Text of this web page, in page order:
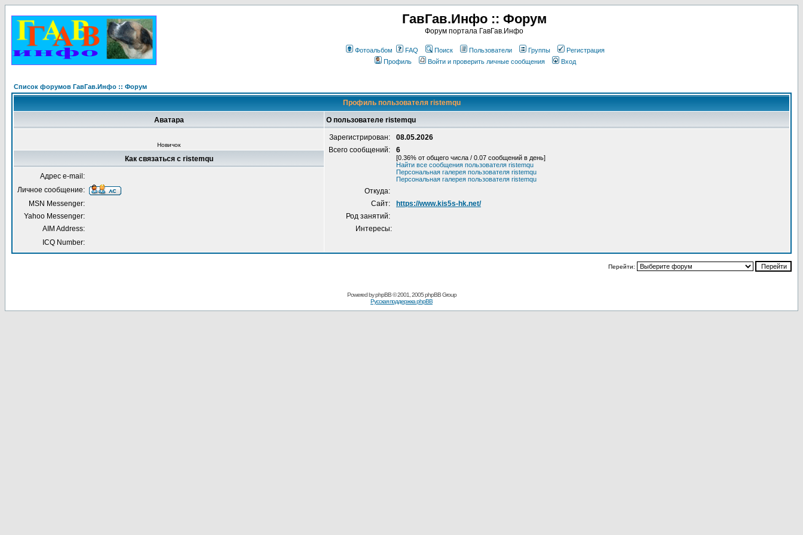
ГавГав.Инфо :: Форум
Форум портала ГавГав.Инфо
Фотоальбом FAQ Поиск Пользователи Группы
Регистрация
Профиль
Войти и проверить личные сообщения Вход
Список форумов ГавГав.Инфо :: Форум
Профиль пользователя ristemqu
Аватара О пользователе ristemqu
Новичок
Зарегистрирован:
08.05.2026
Всего сообщений:
6
[0.36% от общего числа / 0.07 сообщений в день]
Найти все сообщения пользователя ristemqu
Персональная галерея пользователя ristemqu
Персональная галерея пользователя ristemqu
Откуда:
Сайт:
https://www.kis5s-hk.net/
Род занятий:
Интересы:
Как связаться с ristemqu
Адрес e-mail:
Личное сообщение:
MSN Messenger:
Yahoo Messenger:
AIM Address:
ICQ Number:
Перейти:
Powered byphpBB© 2001, 2005 phpBB Group
Русская поддержка phpBB